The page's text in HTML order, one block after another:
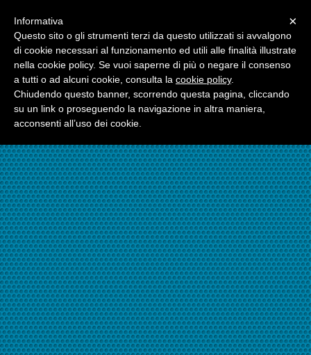
☎324.7403485
×
Informativa
Questo sito o gli strumenti terzi da questo utilizzati si avvalgono
di cookie necessari al funzionamento ed utili alle finalità illustrate
nella cookie policy. Se vuoi saperne di più o negare il consenso
a tutti o ad alcuni cookie, consulta la cookie policy.
Chiudendo questo banner, scorrendo questa pagina, cliccando
su un link o proseguendo la navigazione in altra maniera,
acconsenti all’uso dei cookie.